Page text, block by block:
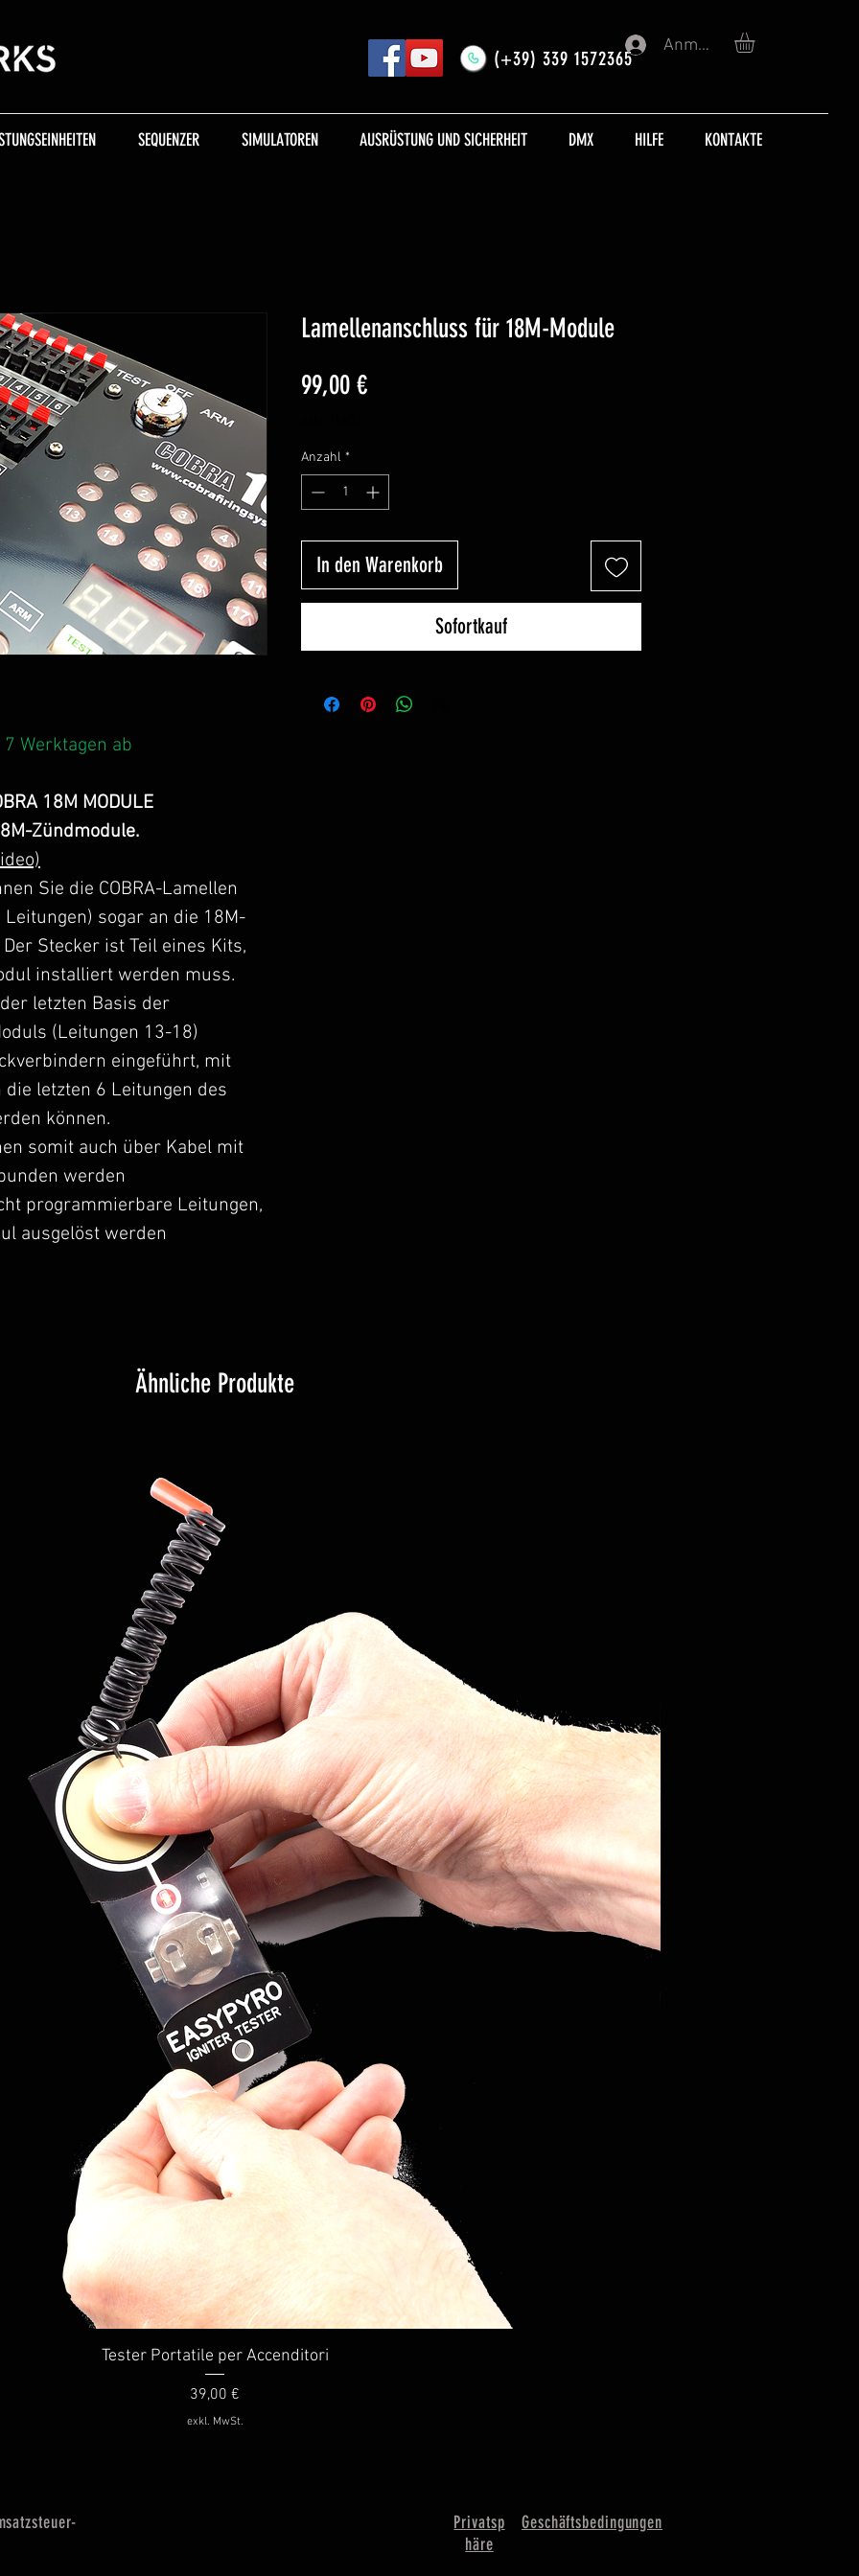
Anmelden
(+39) 339 1572365
SEQUENZER SIMULATOREN AUSRÜSTUNG UND SICHERHEIT DMX HILFE KONTAKTE
Werktagen ab
18M MODULE
Zündmodule.
Sie die COBRA-Lamellen
sogar an die 18M-
Stecker ist Teil eines Kits,
installiert werden muss.
letzten Basis der
(Leitungen 13-18)
eingeführt, mit
letzten 6 Leitungen des
können.
somit auch über Kabel mit
werden
programmierbare Leitungen,
ausgelöst werden
verwaltet werden, indem
geschaltet werden, eine
Die Lamellen werden vom
Daher reicht es aus, ein
um auch alle anderen
zum Schießen über
und in Positionen, die nicht
Es ist möglich, die Zünder vor
anzuschließen, da die
haben. Während der
es aus, die verschiedenen
an das 18M-Zündmodul
von Breena Fireworks in
unter Vorbehalt der
Lager eingegangen sind,
Umfang der Arbeiten in den
und die Rücksendung
Lamellenanschluss für 18M-Module
99,00 €Preis
Anzahl *
In den Warenkorb
Sofortkauf
Ähnliche Produkte
Schnellansicht
Tester Portatile per Accenditori
Preis
39,00 €
exkl. MwSt.
Privatsp
häre
Geschäftsbedingungen